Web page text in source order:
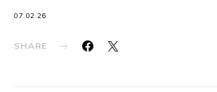
07.02.26
SHARE